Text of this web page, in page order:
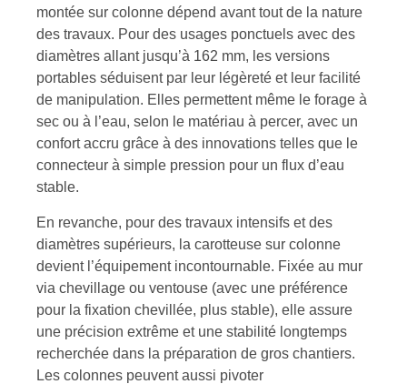
montée sur colonne dépend avant tout de la nature
des travaux. Pour des usages ponctuels avec des
diamètres allant jusqu’à 162 mm, les versions
portables séduisent par leur légèreté et leur facilité
de manipulation. Elles permettent même le forage à
sec ou à l’eau, selon le matériau à percer, avec un
confort accru grâce à des innovations telles que le
connecteur à simple pression pour un flux d’eau
stable.
En revanche, pour des travaux intensifs et des
diamètres supérieurs, la carotteuse sur colonne
devient l’équipement incontournable. Fixée au mur
via chevillage ou ventouse (avec une préférence
pour la fixation chevillée, plus stable), elle assure
une précision extrême et une stabilité longtemps
recherchée dans la préparation de gros chantiers.
Les colonnes peuvent aussi pivoter